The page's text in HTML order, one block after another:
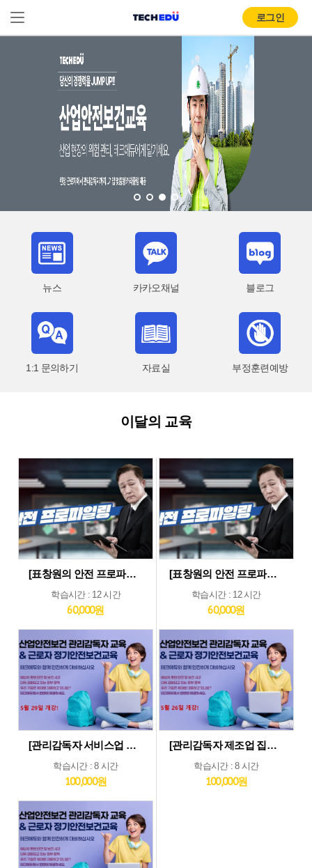
로그인
뉴스 카카오채널 블로그
1:1 문의하기 자료실 부정훈련예방
이달의 교육
[표창원의 안전 프로파일링] 제조업 현장근로자 정기안전보건교육 (상반기)
학습시간 : 12 시간
60,000원
[표창원의 안전 프로파일링] 기타업 현장근로자 정기안전보건교육 (상반기)
학습시간 : 12 시간
60,000원
[관리감독자 서비스업 및 기타업 집체교육_5월29일] 기타업종 및 서비스업종 관리감독자 집체 교육...5월29일 개강
학습시간 : 8 시간
100,000원
[관리감독자 제조업 집체교육_5월26일] 제조업종 관리감독자 집체 교육...5월26일 개강
학습시간 : 8 시간
100,000원